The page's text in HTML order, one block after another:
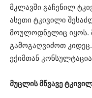
მკლავში გაჩენილ
ასეთი ტკივილი
მოულოდნელიც იყოს.
გამოგაღვიძოთ
ექიმთან კონსულტაცია
მუცლის მწვავე